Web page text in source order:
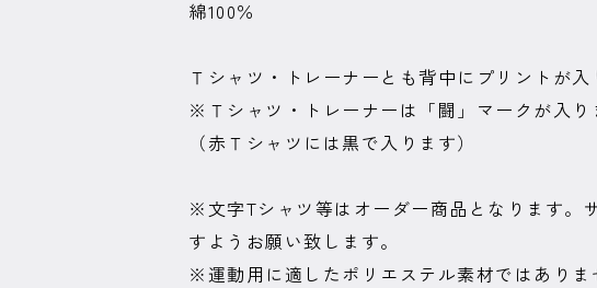
綿100％
Ｔシャツ・トレーナーとも背中にプリントが
※Ｔシャツ・トレーナーは「闘」マークが入り
（赤Ｔシャツには黒で入ります）
※文字Tシャツ等はオーダー商品となります。
すようお願い致します。
※運動用に適したポリエステル素材ではありま